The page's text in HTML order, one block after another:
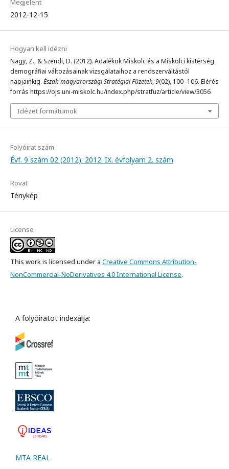
Megjelent
2012-12-15
Hogyan kell idézni
Nagy, Z., & Szendi, D. (2012). Adalékok Miskolc és a Miskolci kistérség
demográfiai változásainak vizsgálataihoz a rendszerváltástól
napjainkig. Észak-magyarországi Stratégiai Füzetek,9(02), 100–106. Elérés
forrás https://ojs.uni-miskolc.hu/index.php/stratfuz/article/view/3056
Idézet formátumok
Folyóirat szám
Évf. 9 szám 02 (2012): 2012. IX. évfolyam 2. szám
Rovat
Ténykép
License
This work is licensed under a Creative Commons Attribution-
NonCommercial-NoDerivatives 4.0 International License.
A folyóiratot indexálja:
MTA REAL